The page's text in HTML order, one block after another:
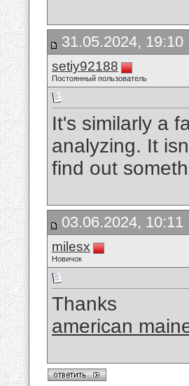
31.05.2024, 19:10
setiy92188
Постоянный пользователь
It's similarly a
analyzing. It
find out
03.06.2024, 10:11
milesx
Новичок
Thanks
american